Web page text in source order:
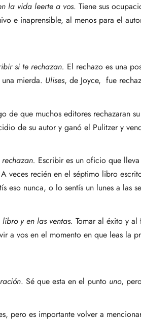
la vida leerte a vos. Tiene sus
e inaprensible, al menos para el
si te rechazan. El rechazo es una
mierda. Ulises, de Joyce, fue
de que muchos editores rechazaran
de su autor y ganó el Pulitzer y
Escribir es un oficio que
veces recién en el séptimo libro
eso nunca, o lo sentís un lunes a las
y en las ventas. Tomar al éxito y
a vos en el momento en que leas la
. Sé que esta en el punto uno,
pero es importante volver a